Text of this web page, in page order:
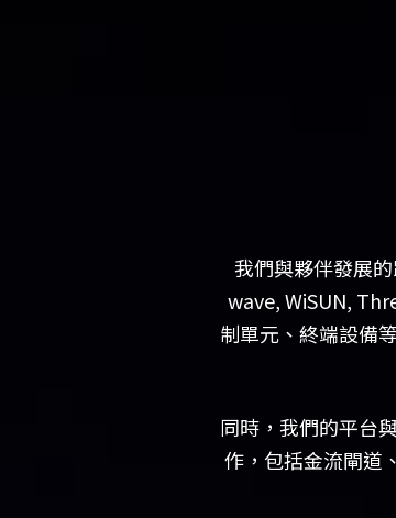
我們與夥伴發展
wave, WiSUN,
制單元、終端設備
同時，我們的平台
作，包括金流閘道